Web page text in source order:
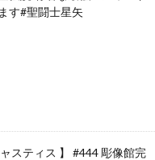
す#聖闘士星矢
スティス 】 #444 彫像館完